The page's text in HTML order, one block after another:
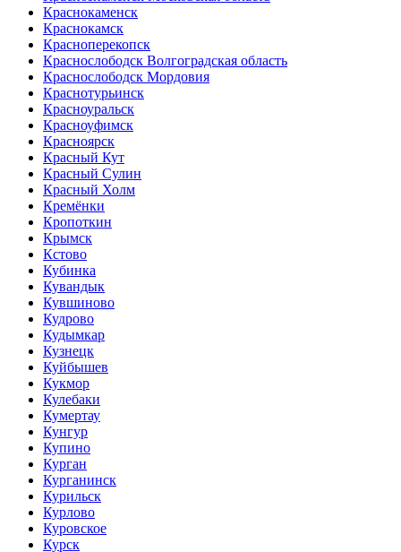
Краснокаменск
Краснокамск
Красноперекопск
Краснослободск Волгоградская область
Краснослободск Мордовия
Краснотурьинск
Красноуральск
Красноуфимск
Красноярск
Красный Кут
Красный Сулин
Красный Холм
Кремёнки
Кропоткин
Крымск
Кстово
Кубинка
Кувандык
Кувшиново
Кудрово
Кудымкар
Кузнецк
Куйбышев
Кукмор
Кулебаки
Кумертау
Кунгур
Купино
Курган
Курганинск
Курильск
Курлово
Куровское
Курск